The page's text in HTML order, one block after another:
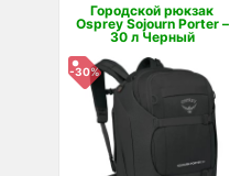
Городской рюкзак
Osprey Sojourn Porter –
30 л Черный
-30%